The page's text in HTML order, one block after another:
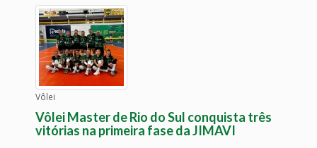
Vôlei
Vôlei Master de Rio do Sul conquista três
vitórias na primeira fase da JIMAVI